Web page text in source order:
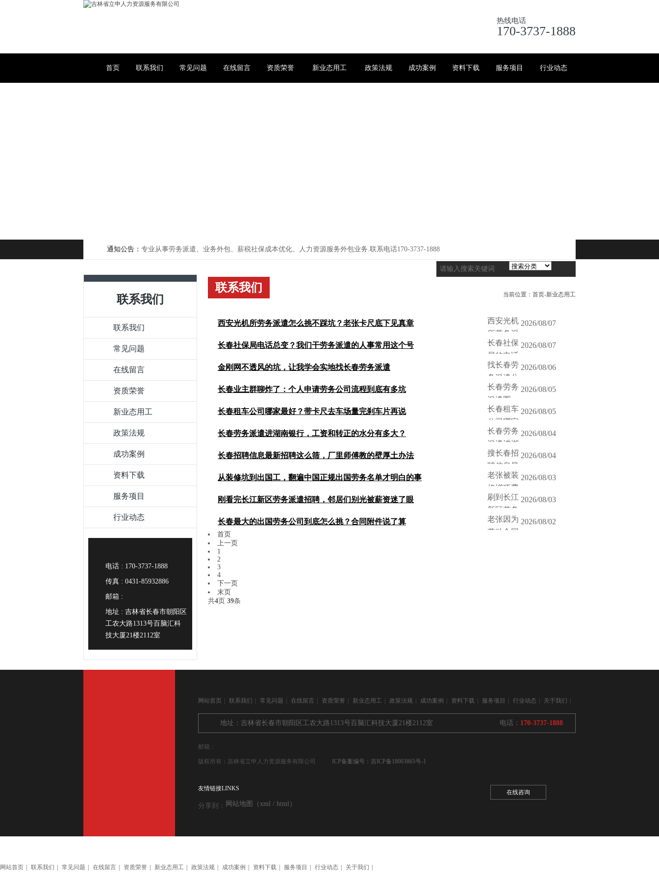
热线电话
170-3737-1888
首页 联系我们 常见问题 在线留言 资质荣誉 新业态用工 政策法规 成功案例 资料下载 服务项目 行业动态
通知公告： 专业从事劳务派遣、业务外包、薪税社保成本优化、人力资源服务外包业务.联系电话170-3737-1888
联系我们
联系我们
常见问题
在线留言
资质荣誉
新业态用工
政策法规
成功案例
资料下载
服务项目
行业动态
电话 : 170-3737-1888
传真 : 0431-85932886
邮箱 :
地址 : 吉林省长春市朝阳区
工农大路1313号百脑汇科
技大厦21楼2112室
联系我们
当前位置： 首页-新业态用工
西安光机所劳务派遣怎么挑不踩坑？老张卡尺底下见真章 2026/08/07
西安光机
所劳务派
遣选不好，抽检卡壳、工伤没人应、保密期缺人顶全是坑。老张拿游标卡尺怼管材讲起，聊聊量具
看过再签。
长春社保局电话总变？我们干劳务派遣的人事常用这个号 2026/08/07
长春社保
局的电话
号码老变，我们做长春劳务派遣的人事常年跑社保局，手里攒了几个常用号。老张带卡尺验料，小
金刚网不透风的坑，让我学会实地找长春劳务派遣 2026/08/06
找长春劳
务派遣公
司，别再满大街打电话。直接到经开区写字楼实地看，比问“长春派遣公司在哪里有”管用。验资
质、看合同、试出勤，现场才见真章。亲身踩点才知道，当面核验比电话里问靠谱十倍。
长春业主群聊炸了：个人申请劳务公司流程到底有多坑 2026/08/05
长春劳务
派遣圈
里，个人想开劳务公司到底该咋跑手续？老赵被坑掉两成工程款，老马连开户许可都摸不着，刘姐
货你得细看。
长春租车公司哪家最好？带卡尺去车场量完刹车片再说 2026/08/05
长春租车
公司哪家
最好？老赵拿着游标卡尺量刹车片，壁厚比国标厚两丝，这细节就能筛掉一半不靠谱的车队。企业
中吃过大亏，如今把车辆产权清晰、保险足额和防御性驾驶
长春劳务派遣进湖南银行，工资和转正的水分有多大？ 2026/08/04
长春劳务
派遣进湖
南银行，工资数字和转正承诺到底藏着多少暗坑？从网点绩效差异、社保基数、转编签字门槛等真
实细节，拆解湖南银行劳务派遣待遇的底层规则，带你看清合同里没说透的那些事。
长春招聘信息最新招聘这么筛，厂里师傅教的壁厚土办法 2026/08/04
搜长春招
聘信息最
新招聘别光看标题，跟我们进厂区闻闻更衣室的味道。把长春劳务派遣岗的合同壁厚量清楚，食堂
从装修坑到出国工，翻遍中国正规出国劳务名单才明白的事 2026/08/03
老张被装
修增项费
坑过，发现出国劳务合同里的文字游戏更扎心。查中国正规出国劳务名单时，别光看机构名，长春
刚看完长江新区劳务派遣招聘，邻居们别光被薪资迷了眼 2026/08/03
刷到长江
新区劳务
派遣招聘信息，陪亲戚签合同才发现小时单价暗藏猫腻，什么政府项目、转正条款该怎么看？这些
长春劳务派遣行内人提醒的细节，真能避免到手工资缩水。
长春最大的出国劳务公司到底怎么挑？合同附件说了算 2026/08/02
老张因为
劳动合同
缺了高空作业费条款，被临时加收一千二，揭开了长春劳务派遣行业常见陷阱。实地对比多家后，
我发现真正让人放心的长春最大的出国劳务公司，反而不急着让你掏钱，而是把合同附件写得明明
白白。看完这篇，少走弯路。
首页
上一页
1
2
3
4
下一页
末页
共4页 39条
网站首页 联系我们 常见问题 在线留言 资质荣誉 新业态用工 政策法规 成功案例 资料下载 服务项目 行业动态 关于我们
地址：吉林省长春市朝阳区工农大路1313号百脑汇科技大厦21楼2112室 电话： 170-3737-1888
邮箱：
版权所有：吉林省立申人力资源服务有限公司 ICP备案编号：吉ICP备18003865号-1
友情链接LINKS
分享到： 网站地图（xml / html）
在线咨询
网站首页 联系我们 常见问题 在线留言 资质荣誉 新业态用工 政策法规 成功案例 资料下载 服务项目 行业动态 关于我们